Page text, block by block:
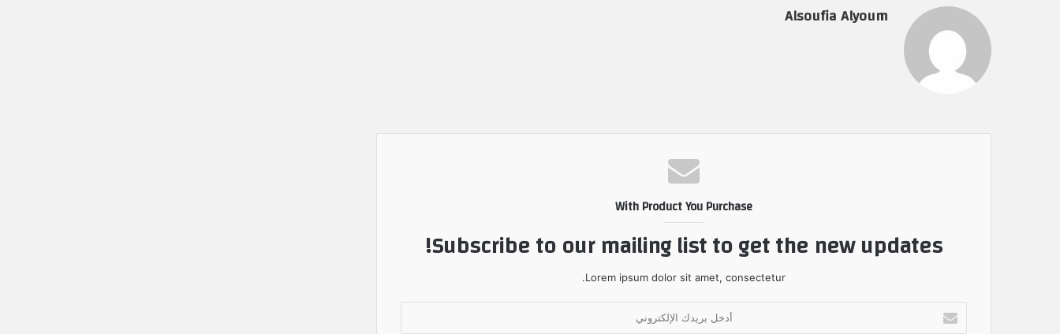
Alsoufia Alyoum
With Product You Purchase
Subscribe to our mailing list to get the new updates!
Lorem ipsum dolor sit amet, consectetur.